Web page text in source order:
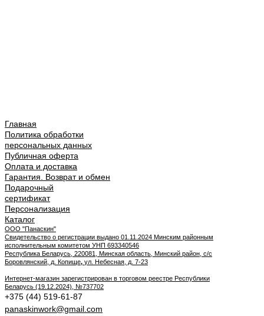
Главная
Политика обработки
персональных данных
Публичная оферта
Оплата и доставка
Гарантия. Возврат и обмен
Подарочный
сертификат
Персонализация
Каталог
ООО "Панаскин"
Свидетельство о регистрации выдано 01.11.2024 Минским районным
исполнительным комитетом УНП 693340546
Республика Беларусь, 220081, Минская область, Минский район, с/с
Боровлянский, д. Копище, ул. Небесная, д. 7-23
Интернет-магазин зарегистрирован в торговом реестре Республики
Беларусь (19.12.2024), №737702
+375 (44) 519-61-87
panaskinwork@gmail.com